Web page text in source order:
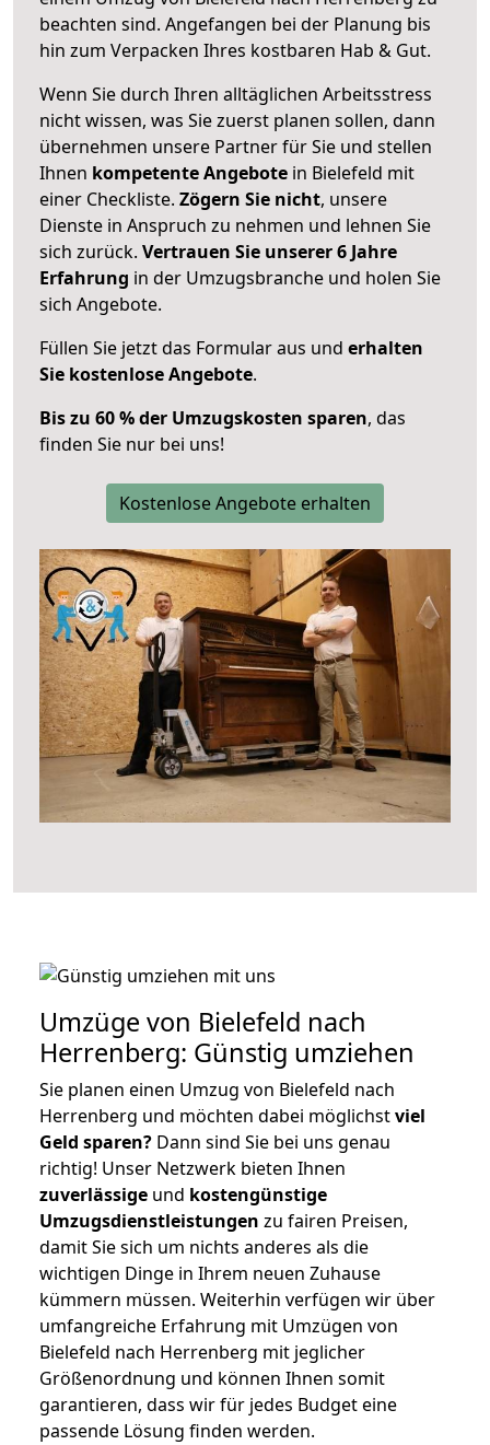
beachten sind. Angefangen bei der Planung bis
hin zum Verpacken Ihres kostbaren Hab & Gut.
Wenn Sie durch Ihren alltäglichen Arbeitsstress
nicht wissen, was Sie zuerst planen sollen, dann
übernehmen unsere Partner für Sie und stellen
Ihnen kompetente Angebote in Bielefeld mit
einer Checkliste. Zögern Sie nicht, unsere
Dienste in Anspruch zu nehmen und lehnen Sie
sich zurück. Vertrauen Sie unserer 6 Jahre
Erfahrung in der Umzugsbranche und holen Sie
sich Angebote.
Füllen Sie jetzt das Formular aus und erhalten
Sie kostenlose Angebote.
Bis zu 60 % der Umzugskosten sparen, das
finden Sie nur bei uns!
Kostenlose Angebote erhalten
Umzüge von Bielefeld nach
Herrenberg: Günstig umziehen
Sie planen einen Umzug von Bielefeld nach
Herrenberg und möchten dabei möglichstviel
Geld sparen? Dann sind Sie bei uns genau
richtig! Unser Netzwerk bieten Ihnen
zuverlässige und kostengünstige
Umzugsdienstleistungen zu fairen Preisen,
damit Sie sich um nichts anderes als die
wichtigen Dinge in Ihrem neuen Zuhause
kümmern müssen. Weiterhin verfügen wir über
umfangreiche Erfahrung mit Umzügen von
Bielefeld nach Herrenberg mit jeglicher
Größenordnung und können Ihnen somit
garantieren, dass wir für jedes Budget eine
passende Lösung finden werden.